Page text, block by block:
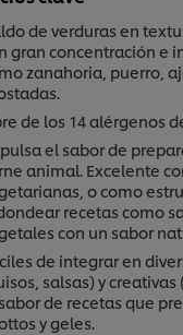
de verduras en
gran concentración e
zanahoria, puerro,
de los 14 alérgenos
el sabor de
animal. Excelente
o como
recetas como
con un sabor
de integrar en
salsas) y
de recetas que
y geles.